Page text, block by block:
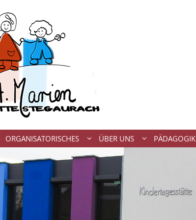
ORGANISATORISCHES ÜBER UNS PÄDAGOGIK